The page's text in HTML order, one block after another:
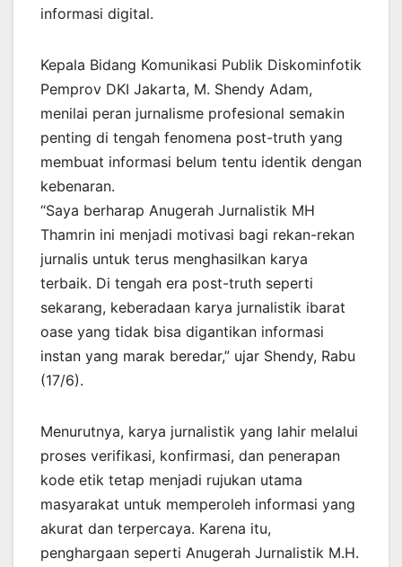
informasi digital.
Kepala Bidang Komunikasi Publik Diskominfotik
Pemprov DKI Jakarta, M. Shendy Adam,
menilai peran jurnalisme profesional semakin
penting di tengah fenomena post-truth yang
membuat informasi belum tentu identik dengan
kebenaran.
“Saya berharap Anugerah Jurnalistik MH
Thamrin ini menjadi motivasi bagi rekan-rekan
jurnalis untuk terus menghasilkan karya
terbaik. Di tengah era post-truth seperti
sekarang, keberadaan karya jurnalistik ibarat
oase yang tidak bisa digantikan informasi
instan yang marak beredar,” ujar Shendy, Rabu
(17/6).
Menurutnya, karya jurnalistik yang lahir melalui
proses verifikasi, konfirmasi, dan penerapan
kode etik tetap menjadi rujukan utama
masyarakat untuk memperoleh informasi yang
akurat dan terpercaya. Karena itu,
penghargaan seperti Anugerah Jurnalistik M.H.